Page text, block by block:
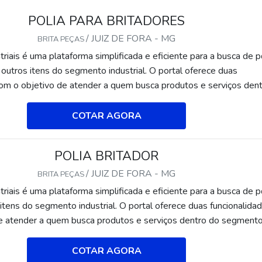
POLIA PARA BRITADORES
BRITA PEÇAS/ JUIZ DE FORA - MG
é uma plataforma simplificada e eficiente para a busca de
itens do segmento industrial. O portal oferece duas
o objetivo de atender a quem busca produtos e serviços
ou empresas com interesse na divulgação de seus
centralizada e ágil.A plataforma oferece uma vasta variedade de
para britadores e mão de obra, pois é muito útil e tem uma
facilitando e otimizando ainda mais o tempo de busca.Os
no Soluções Industriais polia para britadores e muitos outros
o mais interessante, de forma segura e ágil. Essa experiência
de diversas categorias e itens, afinal a disposição dos
e com apenas um clique é possível acessar o produto ou
faz muitos clientes buscarem seus interesses voltados para o
COTAR AGORA
POLIA BRITADOR
BRITA PEÇAS/ JUIZ DE FORA - MG
é uma plataforma simplificada e eficiente para a busca de
do segmento industrial. O portal oferece duas
atender a quem busca produtos e serviços dentro do
com interesse na divulgação de seus produtos e serviços de
e ágil.A plataforma oferece uma vasta variedade de materiais
COTAR AGORA